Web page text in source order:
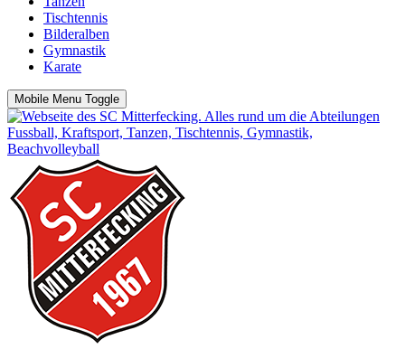
Tischtennis
Bilderalben
Gymnastik
Karate
Mobile Menu Toggle